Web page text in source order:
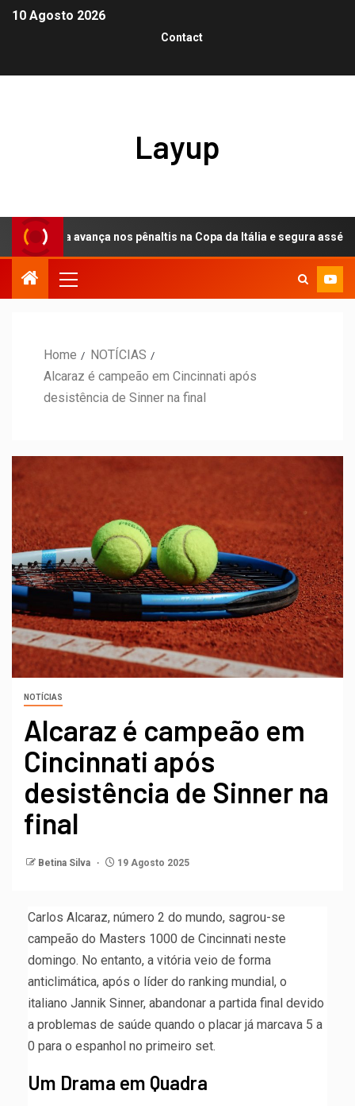
10 Agosto 2026
Contact
Layup
avança nos pênaltis na Copa da Itália e segura assédio por
Home
NOTÍCIAS
Alcaraz é campeão em Cincinnati após
desistência de Sinner na final
NOTÍCIAS
Alcaraz é campeão em
Cincinnati após
desistência de Sinner na
final
Betina Silva 19 Agosto 2025
Carlos Alcaraz, número 2 do mundo, sagrou-se
campeão do Masters 1000 de Cincinnati neste
domingo. No entanto, a vitória veio de forma
anticlimática, após o líder do ranking mundial, o
italiano Jannik Sinner, abandonar a partida final devido
a problemas de saúde quando o placar já marcava 5 a
0 para o espanhol no primeiro set.
Um Drama em Quadra